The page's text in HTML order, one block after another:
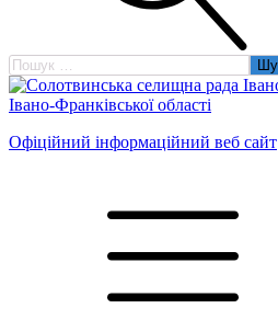
Пошук:
Офіційний інформаційний веб сайт